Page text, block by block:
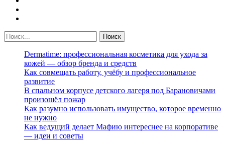
Dermatime: профессиональная косметика для ухода за
кожей — обзор бренда и средств
Как совмещать работу, учёбу и профессиональное
развитие
В спальном корпусе детского лагеря под Барановичами
произошёл пожар
Как разумно использовать имущество, которое временно
не нужно
Как ведущий делает Мафию интереснее на корпоративе
— идеи и советы